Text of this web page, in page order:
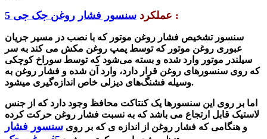
عملکرد سنسور فشار روغن جک جی 5 :
سنسور تشخیص فشار روغن موتور که با نصب در مسیر جریان
عبوری روغن موتور که توسط پمپ روغن مکش می کند به سر
سیلندر موتور وارد شده و بسته می‌شود که توسط سوراخ کوچکی
که روی سنسورهای روغن قرار دارد، وارد آن شده و فشار روغن به
وسیله فشنگ‌های دیزلی خاص اندازه‌گیری میشود.
اما بر روی این سنسورها یک کنتاکت محافظ وجود دارد که از جنس
لاستیک قابل ارتجاع می باشد که به نسبت فشار روغن حرکت کرده
و هنگامی که فشار روغن از اندازه ی که بر روی سنسور فشار